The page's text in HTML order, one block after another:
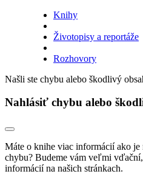
Knihy
Životopisy a reportáže
Rozhovory
Našli ste chybu alebo škodlivý
Nahlásiť chybu alebo
Máte o knihe viac informácií ako je
chybu? Budeme vám veľmi
informácií na našich stránkach.